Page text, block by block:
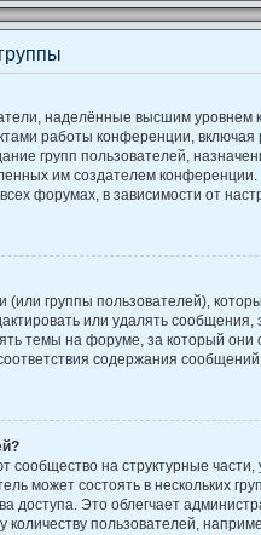
наделённые высшим уровнем
работы конференции, включая
групп пользователей,
им создателем
форумах, в зависимости от
группы пользователей),
или удалять сообщения,
темы на форуме, за который они
содержания
сообщество на структурные
может состоять в нескольких
доступа. Это облегчает
пользователей,